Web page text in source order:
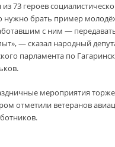
73 героев
нужно брать пример
с ним —
— сказал народный
парламента по
мероприятия
отметили ветеранов